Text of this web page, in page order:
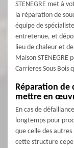
STENEGRE met à
la réparation de
équipe de
entretenue, et
lieu de chaleur et
Maison
Carrieres Sous Bois
Réparation de
mettre en
En cas de
longtemps pour
que celle des
cette structure